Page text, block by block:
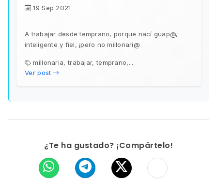
19 Sep 2021
A trabajar desde temprano, porque nací guap@,
inteligente y fiel, ¡pero no millonari@
millonaria, trabajar, temprano,...
Ver post
¿Te ha gustado? ¡Compártelo!